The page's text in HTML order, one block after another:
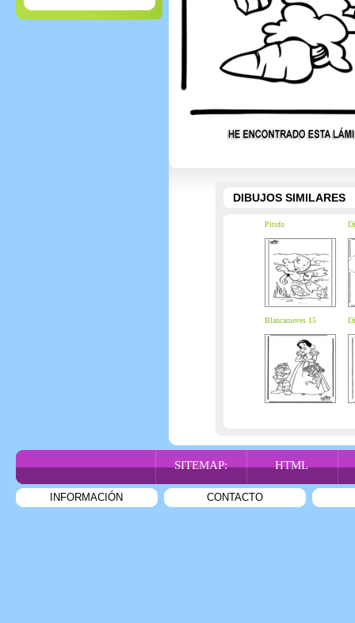
DIBUJOS SIMILARES
Pitufo
Blancanieves 15
SITEMAP: HTML
INFORMACIÓN CONTACTO